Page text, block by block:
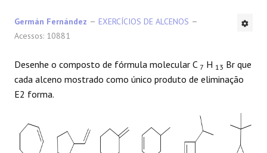
ORGÂNICO AVANÇADO
HETEROCICLOS
SÍNTESE
ESPECTROSCOPIA
Germán Fernández
EXERCÍCIOS DE ALCENOS
Acessos: 10881
Desenhe o composto de fórmula molecular C 7 H 13 Br que
cada alceno mostrado como único produto de eliminação
E2 forma.